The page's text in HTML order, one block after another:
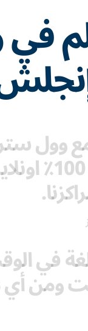
مع وول
يمكنك
في
ومن